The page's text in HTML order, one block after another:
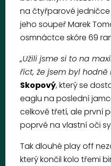
na čtyřparové
jeho soupeř Marek
osmnáctce skóre 69
„Užili jsme si to na
říct, že jsem byl hodně
Skopový, který se
eaglu na poslední
celkově třetí, ale první
poprvé na vlastní oči
Tak dlouhé play off
který končil kolo třemi